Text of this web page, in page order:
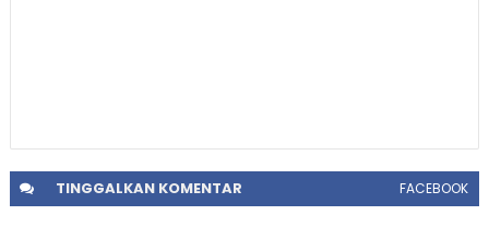
TINGGALKANKOMENTAR FACEBOOK